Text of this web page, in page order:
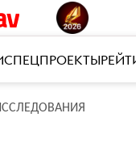
СПЕЦПРОЕКТЫ